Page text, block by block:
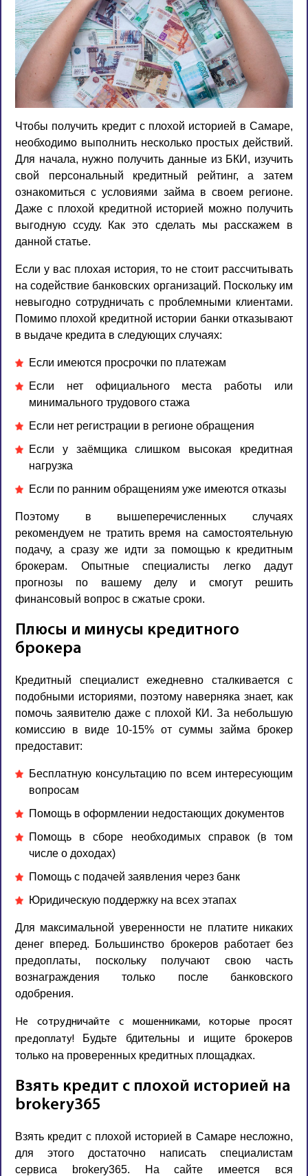
Чтобы получить кредит с плохой историей в Самаре,
необходимо выполнить несколько простых действий.
Для начала, нужно получить данные из БКИ, изучить
свой персональный кредитный рейтинг, а затем
ознакомиться с условиями займа в своем регионе.
Даже с плохой кредитной историей можно получить
выгодную ссуду. Как это сделать мы расскажем в
данной статье.
Если у вас плохая история, то не стоит рассчитывать
на содействие банковских организаций. Поскольку им
невыгодно сотрудничать с проблемными клиентами.
Помимо плохой кредитной истории банки отказывают
в выдаче кредита в следующих случаях:
Если имеются просрочки по платежам
Если нет официального места работы или
минимального трудового стажа
Если нет регистрации в регионе обращения
Если у заёмщика слишком высокая кредитная
нагрузка
Если по ранним обращениям уже имеются отказы
Поэтому в вышеперечисленных случаях
рекомендуем не тратить время на самостоятельную
подачу, а сразу же идти за помощью к кредитным
брокерам. Опытные специалисты легко дадут
прогнозы по вашему делу и смогут решить
финансовый вопрос в сжатые сроки.
Плюсы и минусы кредитного
брокера
Кредитный специалист ежедневно сталкивается с
подобными историями, поэтому наверняка знает, как
помочь заявителю даже с плохой КИ. За небольшую
комиссию в виде 10-15% от суммы займа брокер
предоставит:
Бесплатную консультацию по всем интересующим
вопросам
Помощь в оформлении недостающих документов
Помощь в сборе необходимых справок (в том
числе о доходах)
Помощь с подачей заявления через банк
Юридическую поддержку на всех этапах
Для максимальной уверенности не платите никаких
денег вперед. Большинство брокеров работает без
предоплаты, поскольку получают свою часть
вознаграждения только после банковского
одобрения.
Не сотрудничайте с мошенниками, которые просят
предоплату!
Будьте бдительны и ищите брокеров
только на проверенных кредитных площадках.
Взять кредит с плохой историей на
brokery365
Взять кредит с плохой историей в Самаре несложно,
для этого достаточно написать специалистам
сервиса brokery365. На сайте имеется вся